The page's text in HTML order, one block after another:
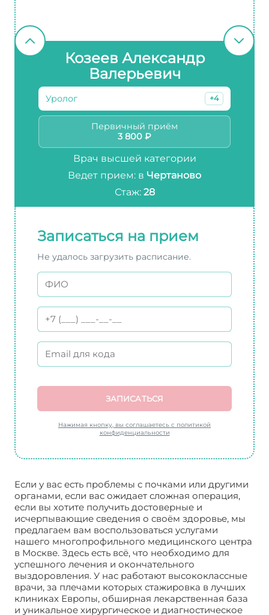
Козеев Александр
Валерьевич
Уролог +4
Первичный приём
3 800 ₽
Врач высшей категории
Ведет прием: в Чертаново
Стаж: 28
Записаться на прием
Не удалось загрузить расписание.
ЗАПИСАТЬСЯ
Нажимая кнопку, вы соглашаетесь с политикой
конфиденциальности
Если у вас есть проблемы с почками или другими
органами, если вас ожидает сложная операция,
если вы хотите получить достоверные и
исчерпывающие сведения о своём здоровье, мы
предлагаем вам воспользоваться услугами
нашего многопрофильного медицинского центра
в Москве. Здесь есть всё, что необходимо для
успешного лечения и окончательного
выздоровления. У нас работают высококлассные
врачи, за плечами которых стажировка в лучших
клиниках Европы, обширная лекарственная база
и уникальное хирургическое и диагностическое